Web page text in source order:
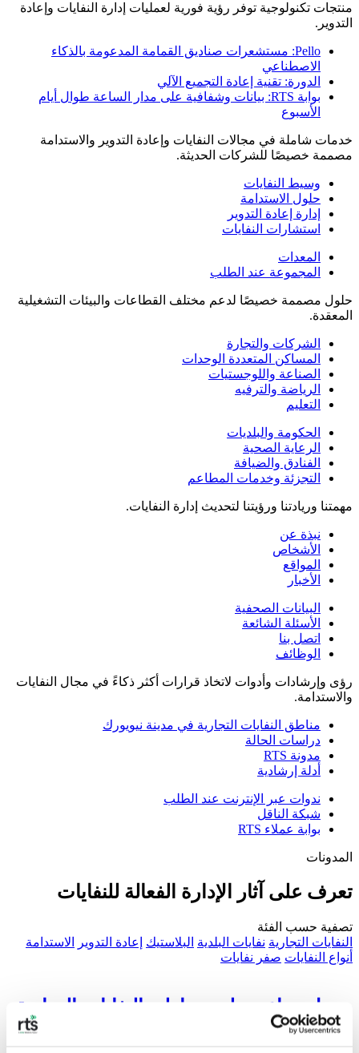
منتجات تكنولوجية توفر رؤية فورية لعمليات إدارة النفايات وإعادة
التدوير.
Pello: مستشعرات صناديق القمامة المدعومة بالذكاء
الاصطناعي
الدورة: تقنية إعادة التجميع الآلي
بوابة RTS: بيانات وشفافية على مدار الساعة طوال أيام
الأسبوع
خدمات شاملة في مجالات النفايات وإعادة التدوير والاستدامة
مصممة خصيصًا للشركات الحديثة.
وسيط النفايات
حلول الاستدامة
إدارة إعادة التدوير
استشارات النفايات
المعدات
المجموعة عند الطلب
حلول مصممة خصيصًا لدعم مختلف القطاعات والبيئات التشغيلية
المعقدة.
الشركات والتجارة
المساكن المتعددة الوحدات
الصناعة واللوجستيات
الرياضة والترفيه
التعليم
الحكومة والبلديات
الرعاية الصحية
الفنادق والضيافة
التجزئة وخدمات المطاعم
مهمتنا وريادتنا ورؤيتنا لتحديث إدارة النفايات.
نبذة عن
الأشخاص
المواقع
الأخبار
البيانات الصحفية
الأسئلة الشائعة
اتصل بنا
الوظائف
رؤى وإرشادات وأدوات لاتخاذ قرارات أكثر ذكاءً في مجال النفايات
والاستدامة.
مناطق النفايات التجارية في مدينة نيويورك
دراسات الحالة
مدونة RTS
أدلة إرشادية
ندوات عبر الإنترنت عند الطلب
شبكة الناقل
بوابة عملاء RTS
المدونات
تعرف على آثار الإدارة الفعالة للنفايات
تصفية حسب الفئة
النفايات التجارية نفايات البلدية البلاستيك إعادة التدوير
الاستدامة
أنواع النفايات صفر نفايات
جدول مواعيد طرح مناطق النفايات التجارية
بمدينة نيويورك